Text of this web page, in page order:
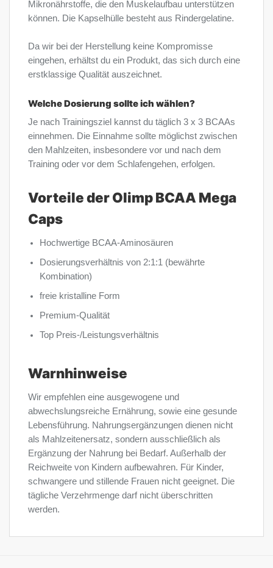
Mikronährstoffe, die den Muskelaufbau unterstützen
können. Die Kapselhülle besteht aus Rindergelatine.
Da wir bei der Herstellung keine Kompromisse
eingehen, erhältst du ein Produkt, das sich durch eine
erstklassige Qualität auszeichnet.
Welche Dosierung sollte ich wählen?
Je nach Trainingsziel kannst du täglich 3 x 3 BCAAs
einnehmen. Die Einnahme sollte möglichst zwischen
den Mahlzeiten, insbesondere vor und nach dem
Training oder vor dem Schlafengehen, erfolgen.
Vorteile der Olimp BCAA Mega
Caps
Hochwertige BCAA-Aminosäuren
Dosierungsverhältnis von 2:1:1 (bewährte
Kombination)
freie kristalline Form
Premium-Qualität
Top Preis-/Leistungsverhältnis
Warnhinweise
Wir empfehlen eine ausgewogene und
abwechslungsreiche Ernährung, sowie eine gesunde
Lebensführung. Nahrungsergänzungen dienen nicht
als Mahlzeitenersatz, sondern ausschließlich als
Ergänzung der Nahrung bei Bedarf. Außerhalb der
Reichweite von Kindern aufbewahren. Für Kinder,
schwangere und stillende Frauen nicht geeignet. Die
tägliche Verzehrmenge darf nicht überschritten
werden.